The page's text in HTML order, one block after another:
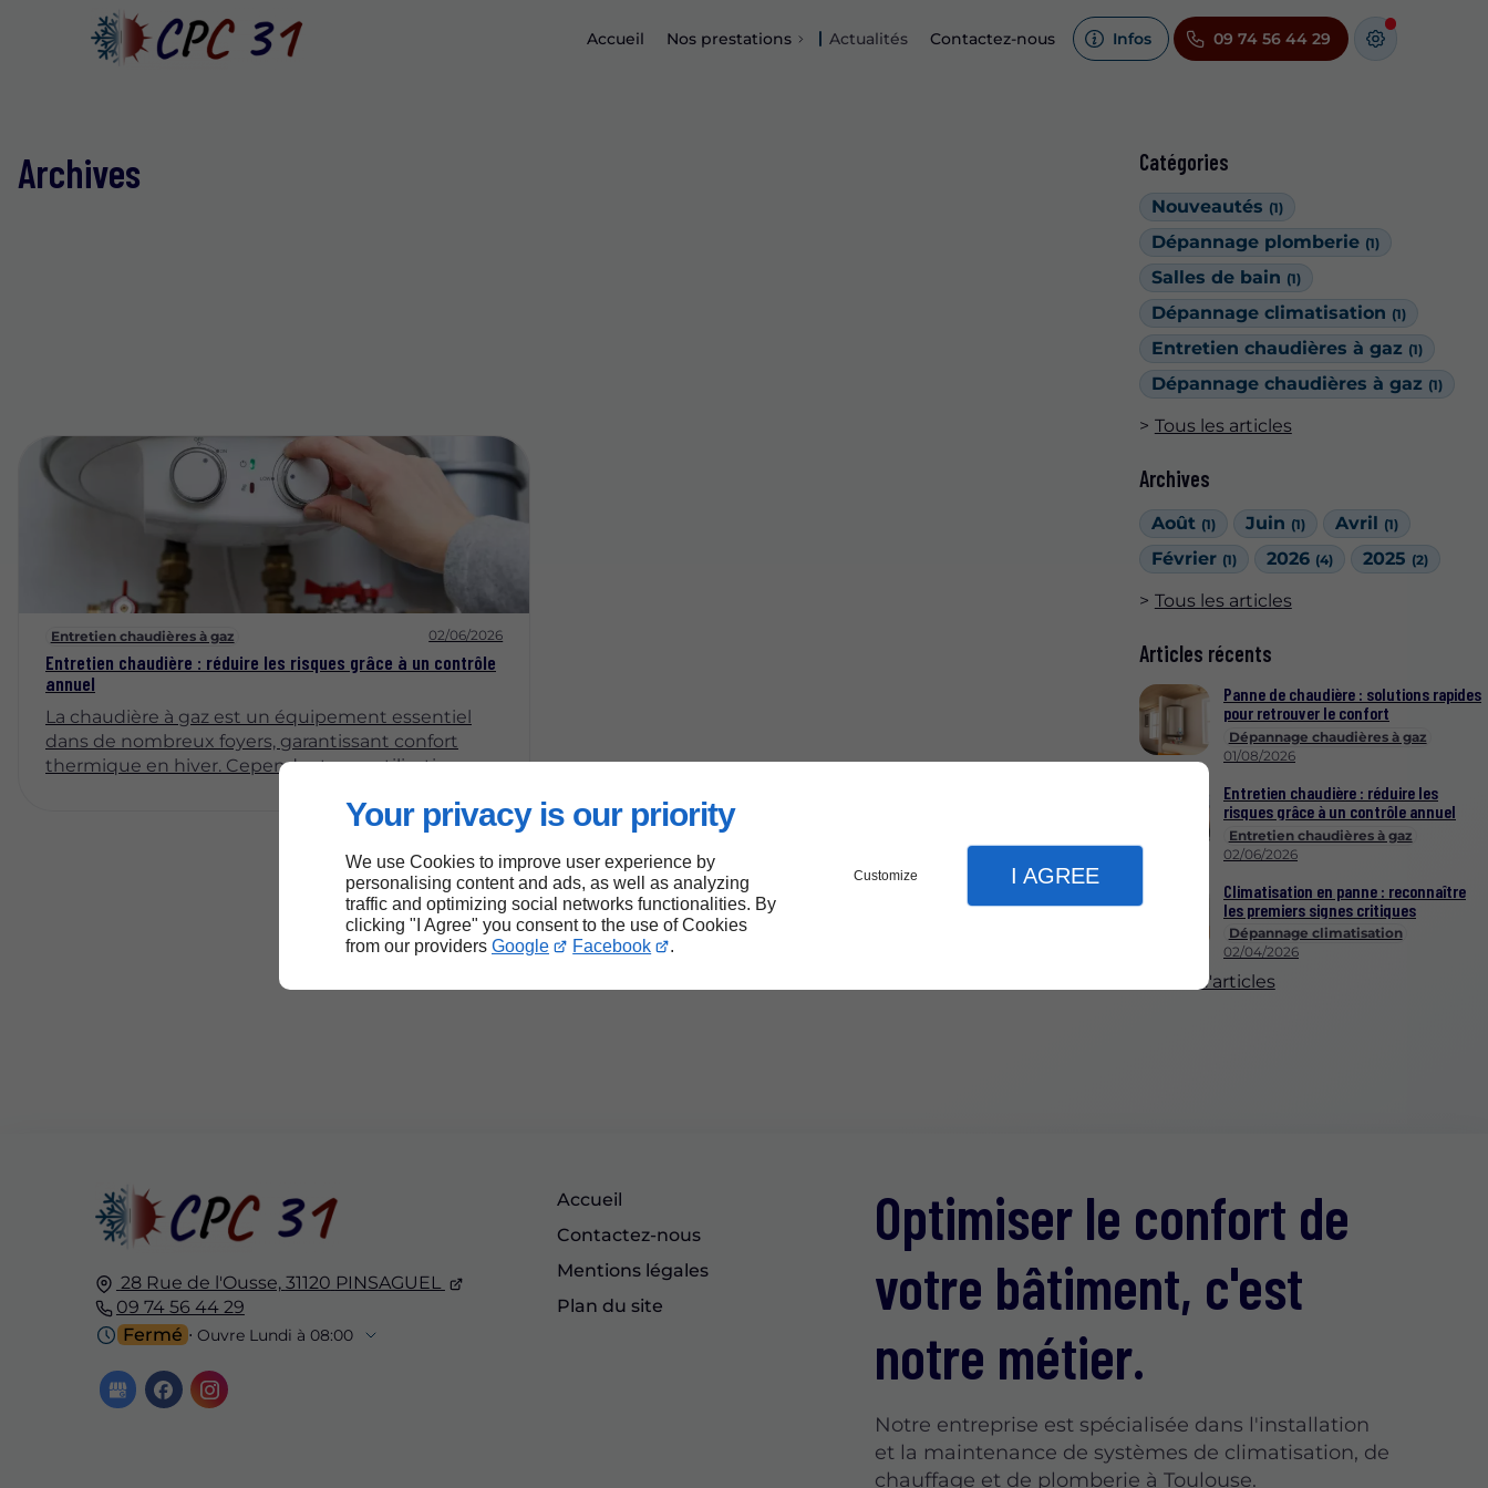
Your privacy is our priority
We use Cookies to improve user experience by
personalising content and ads, as well as analyzing
traffic and optimizing social networks functionalities. By
clicking "I Agree" you consent to the use of Cookies
from our providers Google Facebook .
Customize I AGREE
Accueil Nos prestations Actualités Contactez-nous Infos 09 74 56 44 29
Catégories
Nouveautés (1)
Dépannage plomberie (1)
Salles de bain (1)
Dépannage climatisation (1)
Entretien chaudières à gaz (1)
Dépannage chaudières à gaz (1)
Tous les articles
Archives
Août (1) Juin (1) Avril (1)
Février (1) 2026 (4) 2025 (2)
Tous les articles
Articles récents
Dépannage chaudières à gaz
01/08/2026
Panne de chaudière : solutions rapides
pour retrouver le confort
Entretien chaudières à gaz
02/06/2026
Entretien chaudière : réduire les
risques grâce à un contrôle annuel
Dépannage climatisation
02/04/2026
Climatisation en panne : reconnaître
les premiers signes critiques
Plus d'articles
Archives
Entretien chaudières à gaz 02/06/2026
Entretien chaudière : réduire les risques grâce à un contrôle
annuel
La chaudière à gaz est un équipement essentiel
dans de nombreux foyers, garantissant confort
thermique en hiver. Cependant, son utilisation
travers un entretien régulier. Cet article explore
l'importance d'un contrôle annuel des chaudières à
gaz, en mettant en lumière les risques potentiels
et les avantages d'un entretien soigné.
28 Rue de l'Ousse, 31120 PINSAGUEL
09 74 56 44 29
Fermé ⋅ Ouvre Lundi à 08:00
Accueil
Contactez-nous
Mentions légales
Plan du site
Optimiser le confort de
votre bâtiment, c'est
notre métier.
Notre entreprise est spécialisée dans l'installation
et la maintenance de systèmes de climatisation, de
chauffage et de plomberie à Toulouse.